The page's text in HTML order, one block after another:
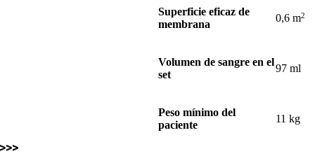
Superficie eficaz de
membrana
0,6 m2
Volumen de sangre en el
set
97 ml
Peso mínimo del
paciente
11 kg